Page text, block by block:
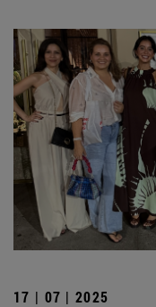
17 | 07 | 2025